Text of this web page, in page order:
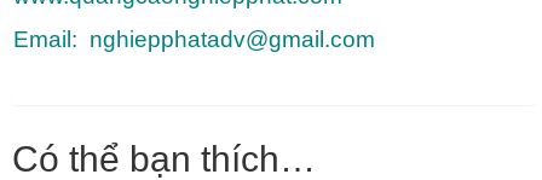
Email: nghiepphatadv@gmail.com
Có thể bạn thích…